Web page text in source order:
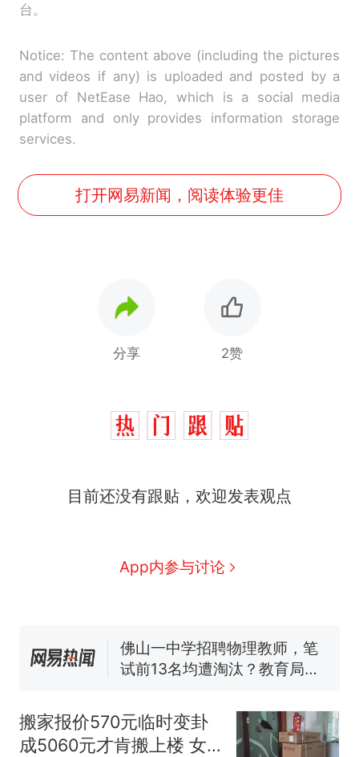
台。
Notice: The content above (including the pictures
and videos if any) is uploaded and posted by a
user of NetEase Hao, which is a social media
platform and only provides information storage
services.
打开网易新闻，阅读体验更佳
分享 2赞
目前还没有跟贴，欢迎发表观点
App内参与讨论
新 搬家报价570元，搬到楼下
佛山一中学招聘物理教师，笔
试前13名均遭淘汰？教育局：
核查
母瘫痪 轰-6J实力有多强？
“不建议大家买深色蛋糕”上热
搬家报价570元临时变卦
成5060元才肯搬上楼 女